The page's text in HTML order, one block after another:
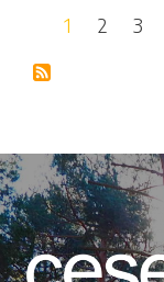
Paginación
1 2 3